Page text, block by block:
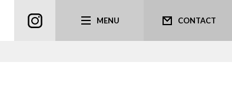
CONTACT
MENU